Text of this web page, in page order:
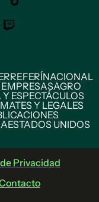
REFERÍNACIONAL
AGRO
ESPECTÁCULOS
Y LEGALES
ESTADOS UNIDOS
Privacidad